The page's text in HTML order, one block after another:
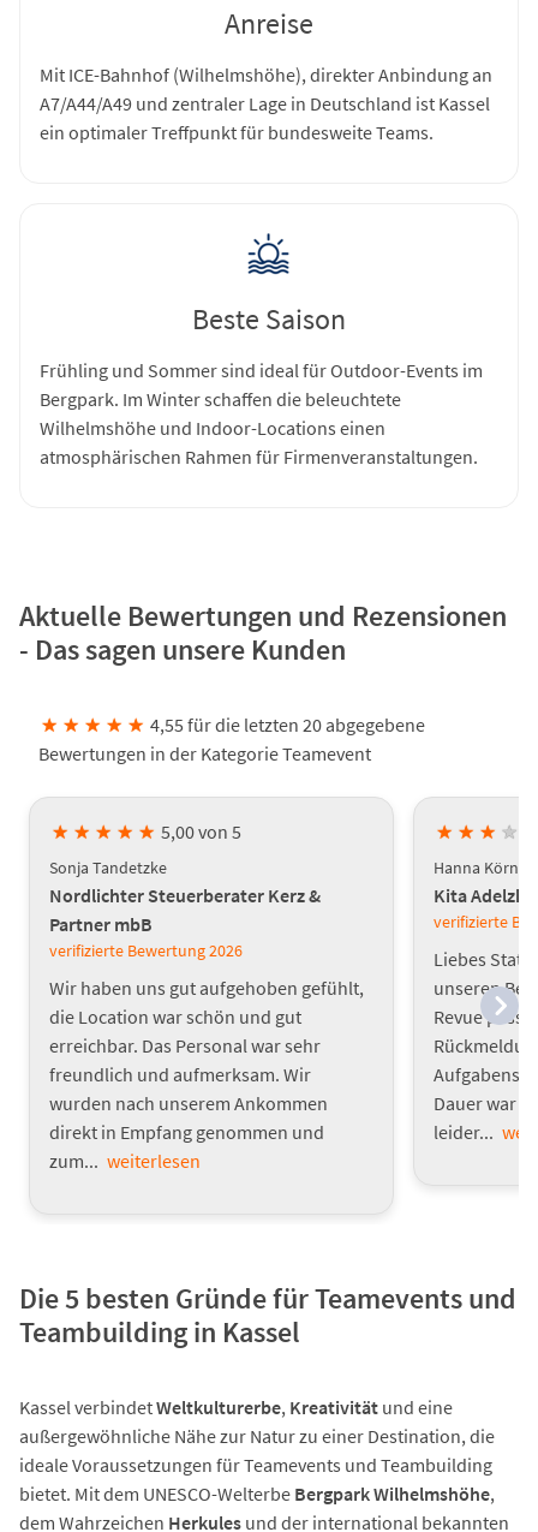
Anreise
Mit ICE-Bahnhof (Wilhelmshöhe), direkter Anbindung an
A7/A44/A49 und zentraler Lage in Deutschland ist Kassel
ein optimaler Treffpunkt für bundesweite Teams.
Beste Saison
Frühling und Sommer sind ideal für Outdoor-Events im
Bergpark. Im Winter schaffen die beleuchtete
Wilhelmshöhe und Indoor-Locations einen
atmosphärischen Rahmen für Firmenveranstaltungen.
Aktuelle Bewertungen und Rezensionen
- Das sagen unsere Kunden
★ ★ ★ ★ ★ 4,55 für die letzten 20 abgegebene
Bewertungen in der Kategorie Teamevent
★ ★ ★ ★ ★ 5,00 von 5
Sonja Tandetzke
Nordlichter Steuerberater Kerz &
Partner mbB
verifizierte Bewertung2026
Wir haben uns gut aufgehoben gefühlt,
die Location war schön und gut
erreichbar. Das Personal war sehr
freundlich und aufmerksam. Wir
wurden nach unserem Ankommen
direkt in Empfang genommen und
zum... weiterlesen
★ ★ ★ ★
Hanna Körner
Kita
verifizierte
Liebes
unseren
Revue
Dauer war
leider...
Die 5 besten Gründe für Teamevents und
Teambuilding in Kassel
Kassel verbindetWeltkulturerbe, Kreativität und eine
außergewöhnliche Nähe zur Natur zu einer Destination, die
ideale Voraussetzungen für Teamevents und Teambuilding
bietet. Mit dem UNESCO-Welterbe Bergpark Wilhelmshöhe,
dem Wahrzeichen Herkules und der international bekannten